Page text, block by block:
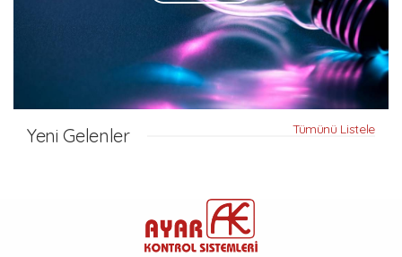
Yeni Gelenler Tümünü Listele